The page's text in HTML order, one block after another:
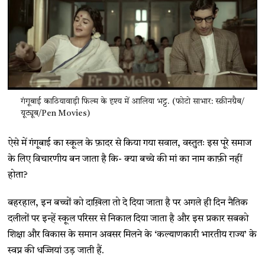
गंगूबाई काठियावाड़ी फिल्म के दृश्य में आलिया भट्ट. (फोटो साभार: स्क्रीनग्रैब/
यूट्यूब/Pen Movies)
ऐसे में गंगूबाई का स्कूल के फ़ादर से किया गया सवाल, वस्तुतः इस पूरे समाज
के लिए विचारणीय बन जाता है कि- क्या बच्चे की मां का नाम काफ़ी नहीं
होता?
बहरहाल, इन बच्चों को दाख़िला तो दे दिया जाता है पर अगले ही दिन नैतिक
दलीलों पर इन्हें स्कूल परिसर से निकाल दिया जाता है और इस प्रकार सबको
शिक्षा और विकास के समान अवसर मिलने के ‘कल्याणकारी भारतीय राज्य’ के
स्वप्न की धज्जियां उड़ जाती हैं.